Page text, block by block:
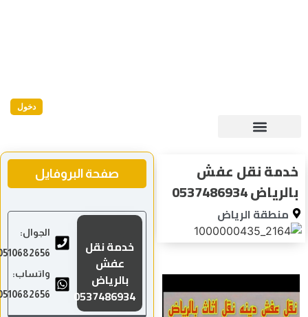
دخول
خدمة نقل عفش
بالرياض 0537486934
منطقة الرياض
صفحة البروفايل
خدمة نقل
عفش
بالرياض
0537486934
الجوال:
0510682656
واتساب:
0510682656